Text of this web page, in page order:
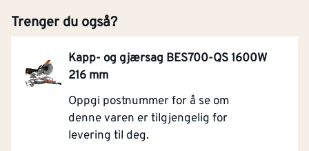
Trenger du også?
Kapp- og gjærsag BES700-QS 1600W
216 mm
Oppgi postnummer for å se om
denne varen er tilgjengelig for
levering til deg.